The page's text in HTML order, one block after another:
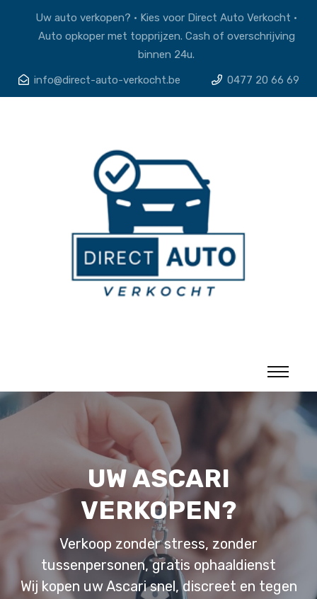
Uw auto verkopen? • Kies voor Direct Auto Verkocht •
Auto opkoper met topprijzen. Cash of overschrijving
binnen 24u.
info@direct-auto-verkocht.be
0477 20 66 69
UW ASCARI
VERKOPEN?
Verkoop zonder stress, zonder
tussenpersonen, gratis ophaaldienst
Wij kopen uw Ascari snel, discreet en tegen